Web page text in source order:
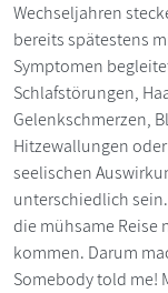
Wechseljahren
bereits spätestens
Symptomen
Schlafstörungen,
Gelenkschmerzen,
Hitzewallungen
seelischen
unterschiedlich
die mühsame Reise
kommen. Darum
Somebody told me!